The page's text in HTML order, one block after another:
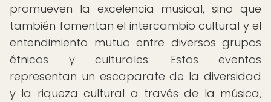
promueven la excelencia musical, sino que
también fomentan el intercambio cultural y el
entendimiento mutuo entre diversos grupos
étnicos y culturales. Estos eventos
representan un escaparate de la diversidad
y la riqueza cultural a través de la música,